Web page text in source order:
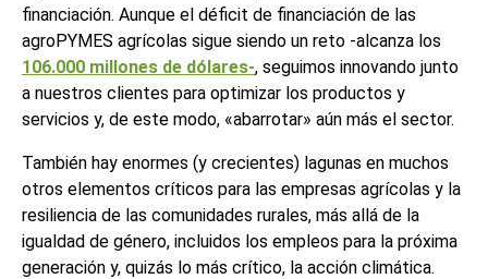
financiación. Aunque el déficit de financiación de las
agroPYMES agrícolas sigue siendo un reto -alcanza los
106.000 millones de dólares-, seguimos innovando junto
a nuestros clientes para optimizar los productos y
servicios y, de este modo, «abarrotar» aún más el sector.
También hay enormes (y crecientes) lagunas en muchos
otros elementos críticos para las empresas agrícolas y la
resiliencia de las comunidades rurales, más allá de la
igualdad de género, incluidos los empleos para la próxima
generación y, quizás lo más crítico, la acción climática.